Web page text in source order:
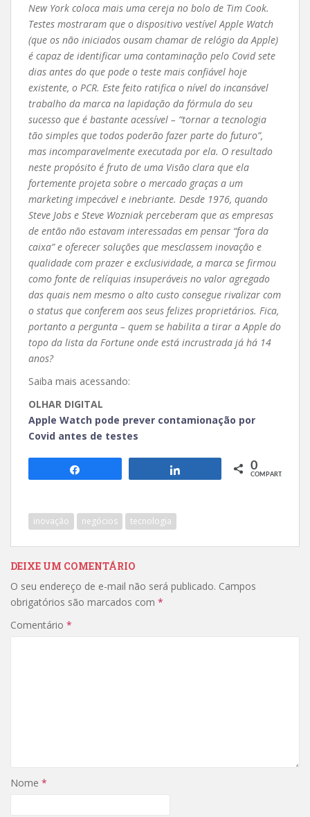
New York coloca mais uma cereja no bolo de Tim Cook.
Testes mostraram que o dispositivo vestível Apple Watch
(que os não iniciados ousam chamar de relógio da Apple)
é capaz de identificar uma contaminação pelo Covid sete
dias antes do que pode o teste mais confiável hoje
existente, o PCR. Este feito ratifica o nível do incansável
trabalho da marca na lapidação da fórmula do seu
sucesso que é bastante acessível – “tornar a tecnologia
tão simples que todos poderão fazer parte do futuro”,
mas incomparavelmente executada por ela. O resultado
neste propósito é fruto de uma Visão clara que ela
fortemente projeta sobre o mercado graças a um
marketing impecável e inebriante. Desde 1976, quando
Steve Jobs e Steve Wozniak perceberam que as empresas
de então não estavam interessadas em pensar “fora da
caixa” e oferecer soluções que mesclassem inovação e
qualidade com prazer e exclusividade, a marca se firmou
como fonte de relíquias insuperáveis no valor agregado
das quais nem mesmo o alto custo consegue rivalizar com
o status que conferem aos seus felizes proprietários. Fica,
portanto a pergunta – quem se habilita a tirar a Apple do
topo da lista da Fortune onde está incrustrada já há 14
anos?
Saiba mais acessando:
OLHAR DIGITAL
Apple Watch pode prever contamionação por
Covid antes de testes
Compartilhar 0
COMPART.
inovação negócios tecnologia
DEIXE UM COMENTÁRIO
O seu endereço de e-mail não será publicado. Campos
obrigatórios são marcados com *
Comentário *
Nome *